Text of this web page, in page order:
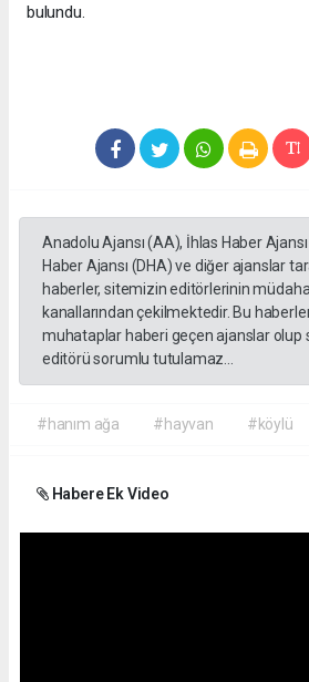
bulundu.
Anadolu Ajansı (AA), İhlas Haber
Haber Ajansı (DHA) ve diğer ajanslar
haberler, sitemizin editörlerinin
kanallarından çekilmektedir. Bu
muhataplar haberi geçen ajanslar olup
editörü sorumlu tutulamaz...
#hanım ağa #hayvan #köylü
Habere Ek Video